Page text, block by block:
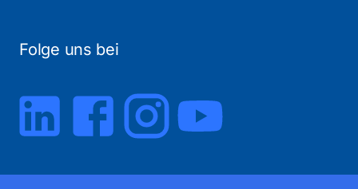
Folge uns bei